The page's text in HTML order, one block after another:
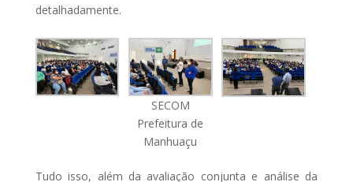
detalhadamente.
SECOM
Prefeitura de
Manhuaçu
Tudo isso, além da avaliação conjunta e análise da